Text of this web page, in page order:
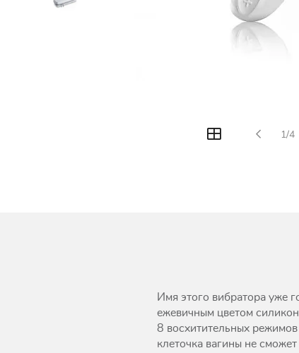
1/4
Имя этого вибратора уже
ежевичным цветом
8 восхитительных
клеточка вагины не